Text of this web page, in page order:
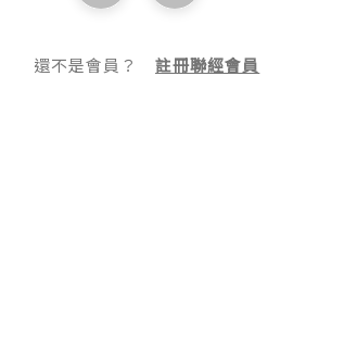
還不是會員？註冊聯經會員